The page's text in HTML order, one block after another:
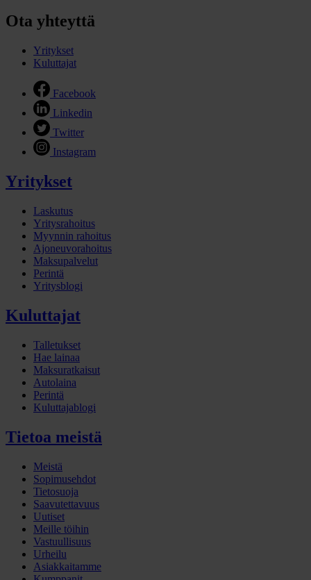
Ota yhteyttä
Yritykset
Kuluttajat
Facebook
Linkedin
Twitter
Instagram
Yritykset
Laskutus
Yritysrahoitus
Myynnin rahoitus
Ajoneuvorahoitus
Maksupalvelut
Perintä
Yritysblogi
Kuluttajat
Talletukset
Hae lainaa
Maksuratkaisut
Autolaina
Perintä
Kuluttajablogi
Tietoa meistä
Meistä
Sopimusehdot
Tietosuoja
Saavutettavuus
Uutiset
Meille töihin
Vastuullisuus
Urheilu
Asiakkaitamme